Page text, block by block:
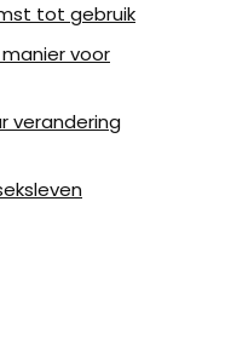
tot gebruik
voor
verandering